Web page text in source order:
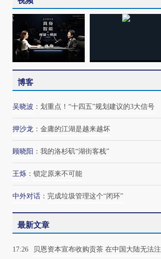
博客
吴晓波 ： 划重点！“十四五”规划建议的3大信号
押沙龙 ： 金庸的江湖是越来越坏
顾晓阳 ： 我的洛杉矶“湖街客栈”
王烁 ： 锁定原来不可能
中外对话 ： 完成垃圾管理这个“闭环”
最新文章
17:26
贝恩资本宣布收购贡茶 在中国大陆无法注